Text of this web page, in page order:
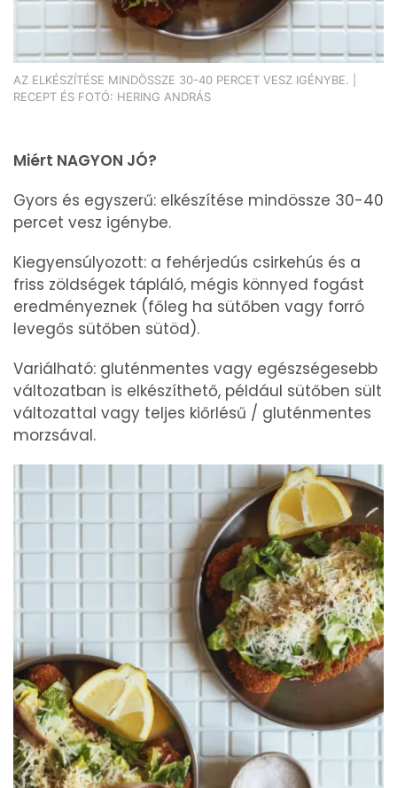
AZ ELKÉSZÍTÉSE MINDÖSSZE 30-40 PERCET VESZ IGÉNYBE. |
RECEPT ÉS FOTÓ: HERING ANDRÁS
Miért NAGYON JÓ?
Gyors és egyszerű: elkészítése mindössze 30-40
percet vesz igénybe.
Kiegyensúlyozott: a fehérjedús csirkehús és a
friss zöldségek tápláló, mégis könnyed fogást
eredményeznek (főleg ha sütőben vagy forró
levegős sütőben sütöd).
Variálható: gluténmentes vagy egészségesebb
változatban is elkészíthető, például sütőben sült
változattal vagy teljes kiőrlésű / gluténmentes
morzsával.